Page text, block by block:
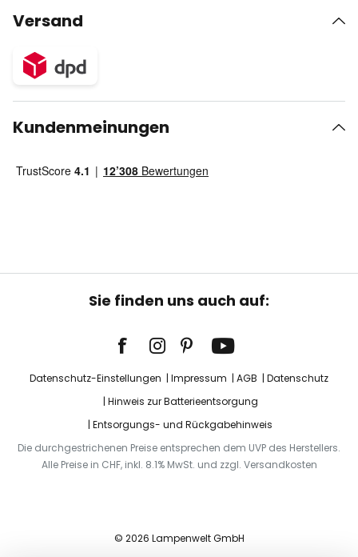
Versand
Kundenmeinungen
Sie finden uns auch auf:
Datenschutz-Einstellungen Impressum AGB
Datenschutz
Hinweis zur Batterieentsorgung
Entsorgungs- und Rückgabehinweis
Die durchgestrichenen Preise entsprechen dem UVP des Herstellers.
Alle Preise in CHF, inkl. 8.1% MwSt. und zzgl. Versandkosten
© 2026 Lampenwelt GmbH